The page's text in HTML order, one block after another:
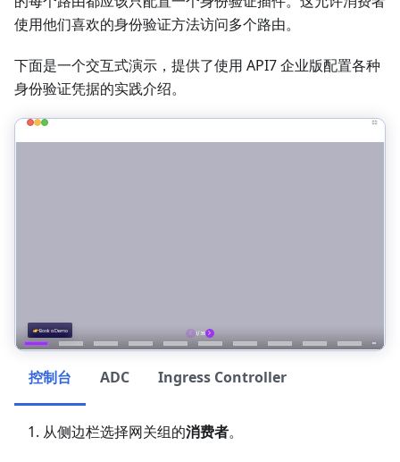
使用他们喜欢的身份验证方法访问多个路由。
下面是一个交互式演示，提供了使用 API7 企业版配置各种
身份验证凭据的实践介绍。
控制台 ADC Ingress Controller
从侧边栏选择网关组的消费者。